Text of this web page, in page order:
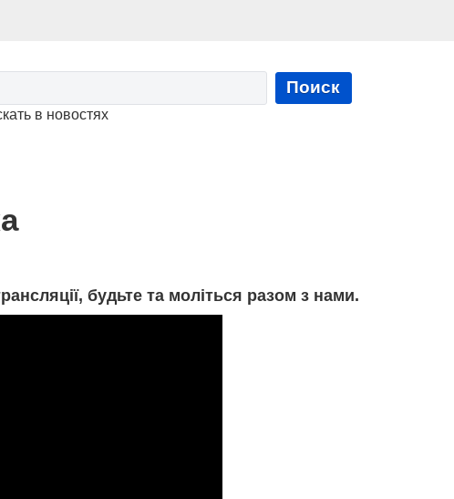
Поиск
в новостях
будьте та моліться разом з нами.